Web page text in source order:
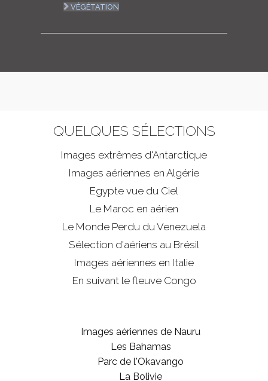
VÉGÉTATION
QUELQUES SÉLECTIONS
Images extrêmes d'Antarctique
Images aériennes en Algérie
Egypte vue du Ciel
Le Maroc en aérien
Le Monde Perdu du Venezuela
Sélection d'aériens au Brésil
Images aériennes en Italie
En suivant le fleuve Congo
Images aériennes de Nauru
Les Bahamas
Parc de l'Okavango
La Bolivie